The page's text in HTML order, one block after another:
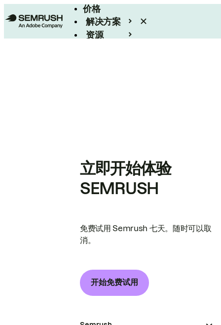
价格
解决方案
资源
立即开始体验
SEMRUSH
免费试用 Semrush 七天。随时可以取
消。
开始免费试用